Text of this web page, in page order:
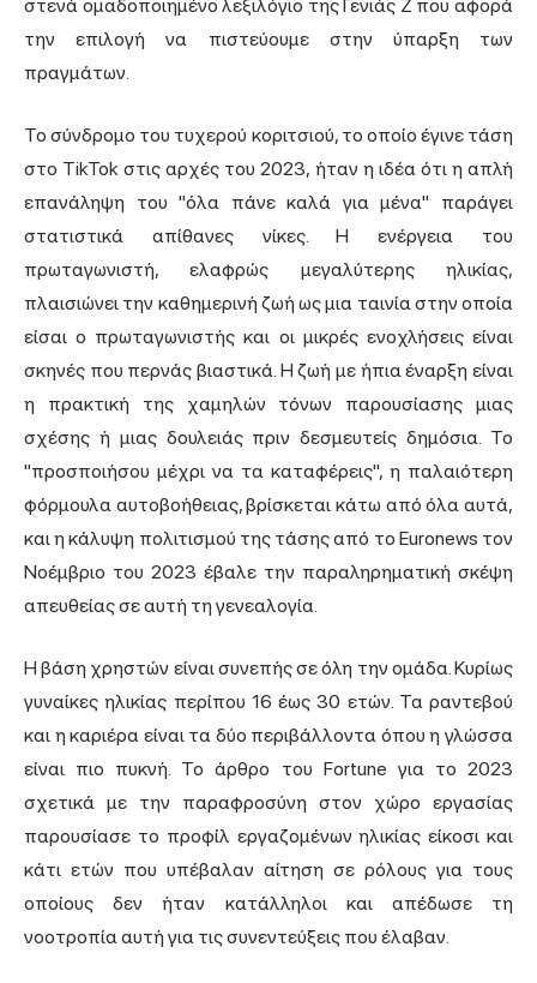
στενά ομαδοποιημένο λεξιλόγιο της Γενιάς Ζ που αφορά
την επιλογή να πιστεύουμε στην ύπαρξη των
πραγμάτων.
Το σύνδρομο του τυχερού κοριτσιού, το οποίο έγινε τάση
στο TikTok στις αρχές του 2023, ήταν η ιδέα ότι η απλή
επανάληψη του "όλα πάνε καλά για μένα" παράγει
στατιστικά απίθανες νίκες. Η ενέργεια του
πρωταγωνιστή, ελαφρώς μεγαλύτερης ηλικίας,
πλαισιώνει την καθημερινή ζωή ως μια ταινία στην οποία
είσαι ο πρωταγωνιστής και οι μικρές ενοχλήσεις είναι
σκηνές που περνάς βιαστικά. Η ζωή με ήπια έναρξη είναι
η πρακτική της χαμηλών τόνων παρουσίασης μιας
σχέσης ή μιας δουλειάς πριν δεσμευτείς δημόσια. Το
"προσποιήσου μέχρι να τα καταφέρεις", η παλαιότερη
φόρμουλα αυτοβοήθειας, βρίσκεται κάτω από όλα αυτά,
και η κάλυψη πολιτισμού της τάσης από το Euronews τον
Νοέμβριο του 2023 έβαλε την παραληρηματική σκέψη
απευθείας σε αυτή τη γενεαλογία.
Η βάση χρηστών είναι συνεπής σε όλη την ομάδα. Κυρίως
γυναίκες ηλικίας περίπου 16 έως 30 ετών. Τα ραντεβού
και η καριέρα είναι τα δύο περιβάλλοντα όπου η γλώσσα
είναι πιο πυκνή. Το άρθρο του Fortune για το 2023
σχετικά με την παραφροσύνη στον χώρο εργασίας
παρουσίασε το προφίλ εργαζομένων ηλικίας είκοσι και
κάτι ετών που υπέβαλαν αίτηση σε ρόλους για τους
οποίους δεν ήταν κατάλληλοι και απέδωσε τη
νοοτροπία αυτή για τις συνεντεύξεις που έλαβαν.